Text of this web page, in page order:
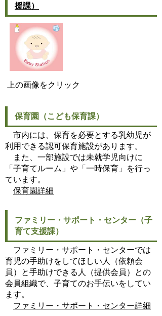
援課）
上の画像をクリック
保育園（こども保育課）
市内には、保育を必要とする乳幼児が
利用できる認可保育施設があります。
また、一部施設では未就学児向けに
「子育てルーム」や「一時保育」を行っ
ています。
保育園詳細
ファミリー・サポート・センター（子
育て支援課）
ファミリー・サポート・センターでは
育児の手助けをしてほしい人（依頼会
員）と手助けできる人（提供会員）との
会員組織で、子育てのお手伝いをしてい
ます。
ファミリー・サポート・センター詳細